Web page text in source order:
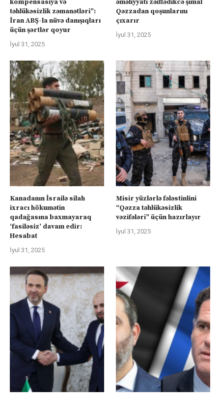
kompensasiya və
təhlükəsizlik zəmanətləri”:
İran ABŞ-la nüvə danışıqları
üçün şərtlər qoyur
İyul 31, 2025
əməliyyatı zəiflədikcə şimal
Qəzzadan qoşunlarını
çıxarır
İyul 31, 2025
Kanadanın İsrailə silah
ixracı hökumətin
qadağasına baxmayaraq
‘fasiləsiz’ davam edir:
Hesabat
İyul 31, 2025
Misir yüzlərlə fələstinlini
“Qəzza təhlükəsizlik
vəzifələri” üçün hazırlayır
İyul 31, 2025